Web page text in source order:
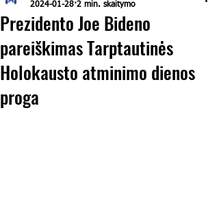
Prezidento Joe Bideno
pareiškimas Tarptautinės
Holokausto atminimo dienos
proga
2024-01-28 2 min. skaitymo